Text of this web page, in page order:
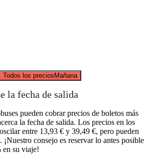
Todos los preciosMañana
la fecha de salida
pueden cobrar precios de boletos más
la fecha de salida. Los precios en los
entre 13,93 € y 39,49 €, pero pueden
¡Nuestro consejo es reservar lo antes posible
en su viaje!